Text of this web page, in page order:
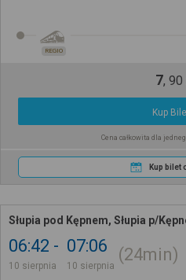
REGIO
7, 90
Kup
Cena całkowita dla
Kup bilet
Słupia pod Kępnem, Słupia p/
06:42
10 sierpnia
07:06
10 sierpnia
24min